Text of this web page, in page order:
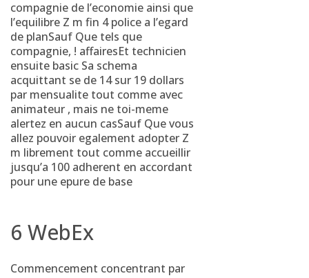
compagnie de l’economie ainsi que
l’equilibre Z m fin 4 police a l’egard
de planSauf Que tels que
compagnie, ! affairesEt technicien
ensuite basic Sa schema
acquittant se de 14 sur 19 dollars
par mensualite tout comme avec
animateur , mais ne toi-meme
alertez en aucun casSauf Que vous
allez pouvoir egalement adopter Z
m librement tout comme accueillir
jusqu’a 100 adherent en accordant
pour une epure de base
6 WebEx
Commencement concentrant par